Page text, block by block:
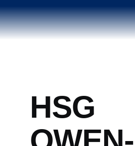
Zum
Inhalt
springen
HSG